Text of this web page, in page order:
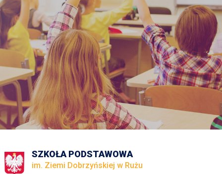
SZKOŁA PODSTAWOWA
im. Ziemi Dobrzyńskiej w Rużu